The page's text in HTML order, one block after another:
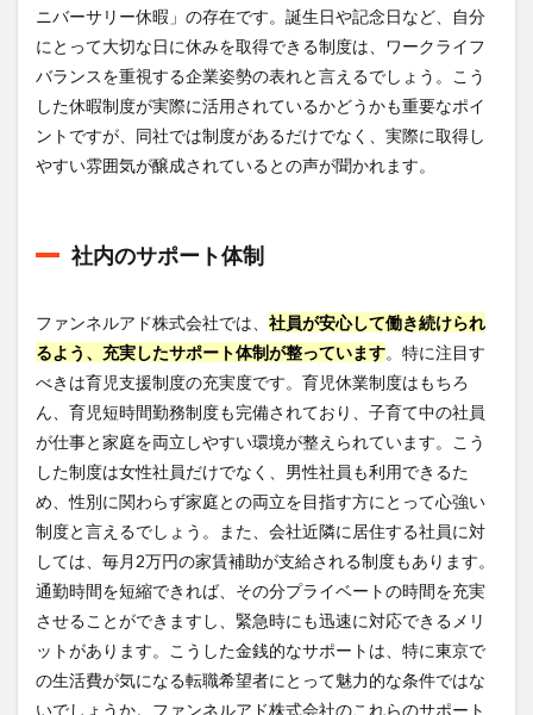
ニバーサリー休暇」の存在です。誕生日や記念日など、自分
にとって大切な日に休みを取得できる制度は、ワークライフ
バランスを重視する企業姿勢の表れと言えるでしょう。こう
した休暇制度が実際に活用されているかどうかも重要なポイ
ントですが、同社では制度があるだけでなく、実際に取得し
やすい雰囲気が醸成されているとの声が聞かれます。
社内のサポート体制
ファンネルアド株式会社では、 社員が安心して働き続けられ
るよう、充実したサポート体制が整っています。特に注目す
べきは育児支援制度の充実度です。育児休業制度はもちろ
ん、育児短時間勤務制度も完備されており、子育て中の社員
が仕事と家庭を両立しやすい環境が整えられています。こう
した制度は女性社員だけでなく、男性社員も利用できるた
め、性別に関わらず家庭との両立を目指す方にとって心強い
制度と言えるでしょう。また、会社近隣に居住する社員に対
しては、毎月2万円の家賃補助が支給される制度もあります。
通勤時間を短縮できれば、その分プライベートの時間を充実
させることができますし、緊急時にも迅速に対応できるメリ
ットがあります。こうした金銭的なサポートは、特に東京で
の生活費が気になる転職希望者にとって魅力的な条件ではな
いでしょうか。ファンネルアド株式会社のこれらのサポート